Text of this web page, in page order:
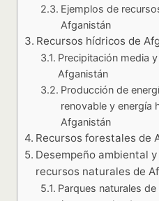
Ejemplos de
Afganistán
Recursos hídricos de
Precipitación media
Afganistán
Producción de
renovable y energía
Afganistán
Recursos forestales de
Desempeño ambiental
recursos naturales de
Parques naturales